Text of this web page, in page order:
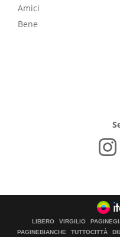
Amici
Bene
LIBERO VIRGILIO
PAGINEBIANCHE
TUTTOCITTÀ